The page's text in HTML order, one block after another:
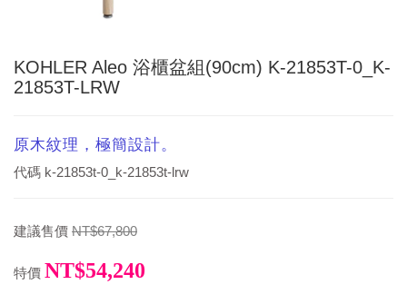
KOHLER Aleo 浴櫃盆組(90cm) K-21853T-0_K-
21853T-LRW
原木紋理，極簡設計。
代碼 k-21853t-0_k-21853t-lrw
建議售價 NT$67,800
特價 NT$54,240